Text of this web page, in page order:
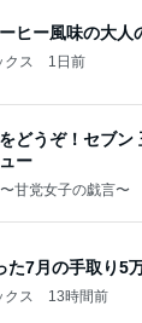
ヒー風味の大人
ス 1日前
どうぞ！セブン
ー
甘党女子の戯言〜
た7月の手取り5
ス 13時間前